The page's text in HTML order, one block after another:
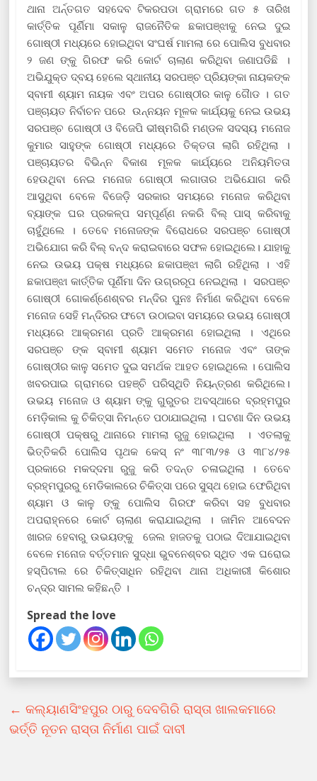
ଥାନା ଅର୍ନ୍ତଗତ ସହଦେବ ଟିକରପଡା ଗ୍ରାମରେ ଗତ ୫ ତାରିଖ
କାର୍ତ୍ତିକ ପୂର୍ଣିମା ସକାଳୁ ରାଜନୈତିକ ଛକାପଞ୍ଝାକୁ ନେଇ ଦୁଇ
ଗୋଷ୍ଠୀ ମଧ୍ୟରେ ହୋଇଥିବା ସଂଘର୍ଷ ମାମଲା ରେ ପୋଲିସ ବୁଧବାର
୨ ଜଣ ଙ୍କୁ ଗିରଫ କରି କୋର୍ଟ ଚାଲାଣ କରିଥିବା ଜଣାପଡିଛି ।
ଅଭିଯୁକ୍ତ ଦ୍ବୟ ହେଲେ ସ୍ଥାନୀୟ ସରପଞ୍ଚ ପ୍ରିୟଙ୍କା ନାୟକଙ୍କ
ସ୍ବାମୀ ଶ୍ୟାମ ନାୟକ ଏବଂ ଅପର ଗୋଷ୍ଠୀର କାଳୁ ଗୈାଡ । ଗତ
ପଞ୍ଚାୟତ ନିର୍ବାଚନ ପରେ ଉନ୍ନୟନ ମୂଳକ କାର୍ଯ୍ୟକୁ ନେଇ ଉଭୟ
ସରପଞ୍ଚ ଗୋଷ୍ଠୀ ଓ ବିଜେପି ଭୀଷ୍ମଗିରି ମଣ୍ଡଳ ସଦସ୍ୟ ମନୋଜ
କୁମାର ସାହୁଙ୍କ ଗୋଷ୍ଠୀ ମଧ୍ୟରେ ତିକ୍ତତା ଲାଗି ରହିଥିଲା ।
ପଞ୍ଚାୟତର ବିଭିନ୍ନ ବିକାଶ ମୂଳକ କାର୍ଯ୍ୟରେ ଅନିୟମିତତା
ହେଉଥିବା ନେଇ ମନୋଜ ଗୋଷ୍ଠୀ ଲଗାତାର ଅଭିଯୋଗ କରି
ଆସୁଥିବା ବେଳେ ବିଜେଡ଼ି ସରକାର ସମୟରେ ମନୋଜ କରିଥିବା
ବ୍ୟାଙ୍କ ଘର ପ୍ରକଳ୍ପ ସମ୍ପୂର୍ଣ୍ଣ ନକରି ବିଲ୍ ପାସ୍ କରିବାକୁ
ଚାହୁଁଥିଲେ । ତେବେ ମନୋଜଙ୍କ ବିରୋଧରେ ସରପଞ୍ଚ ଗୋଷ୍ଠୀ
ଅଭିଯୋଗ କରି ବିଲ୍ ବନ୍ଦ କରାଇବାରେ ସଫଳ ହୋଇଥିଲେ। ଯାହାକୁ
ନେଇ ଉଭୟ ପକ୍ଷ ମଧ୍ୟରେ ଛକାପଞ୍ଝା ଲାଗି ରହିଥିଲା । ଏହି
ଛକାପଞ୍ଝା କାର୍ତ୍ତିକ ପୂର୍ଣିମା ଦିନ ଉଗ୍ରରୂପ ନେଇଥିଲା । ସରପଞ୍ଚ
ଗୋଷ୍ଠୀ ଗୋକର୍ଣ୍ଣେଶ୍ବର ମନ୍ଦିର ପୁନଃ ନିର୍ମାଣ କରିଥିବା ବେଳେ
ମନୋଜ ସେହି ମନ୍ଦିରର ଫଟୋ ଉଠାଇବା ସମୟରେ ଉଭୟ ଗୋଷ୍ଠୀ
ମଧ୍ୟରେ ଆକ୍ରମଣ ପ୍ରତି ଆକ୍ରମଣ ହୋଇଥିଲା । ଏଥିରେ
ସରପଞ୍ଚ ଙ୍କ ସ୍ବାମୀ ଶ୍ୟାମ ସମେତ ମନୋଜ ଏବଂ ତାଙ୍କ
ଗୋଷ୍ଠୀର କାଳୁ ସମେତ ଦୁଇ ସମର୍ଥକ ଆହତ ହୋଇଥିଲେ । ପୋଲିସ
ଖବରପାଇ ଗ୍ରାମରେ ପହଞ୍ଚି ପରିସ୍ଥିତି ନିୟନ୍ତ୍ରଣ କରିଥିଲେ।
ଉଭୟ ମନୋଜ ଓ ଶ୍ୟାମ ଙ୍କୁ ଗୁରୁତର ଅବସ୍ଥାରେ ବ୍ରହ୍ମପୁର
ମେଡ଼ିକାଲ କୁ ଚିକିତ୍ସା ନିମନ୍ତେ ପଠାଯାଇଥିଲା । ଘଟଣା ଦିନ ଉଭୟ
ଗୋଷ୍ଠୀ ପକ୍ଷରୁ ଥାନାରେ ମାମଲା ରୁଜୁ ହୋଇଥିଲା । ଏତଲାକୁ
ଭିତ୍ତିକରି ପୋଲିସ ପୃଥକ କେସ୍ ନଂ ୩୮୩/୨୫ ଓ ୩୮୪/୨୫
ପ୍ରକାରେ ମକଦ୍ଦମା ରୁଜୁ କରି ତଦନ୍ତ ଚଳାଇଥିଲା । ତେବେ
ବ୍ରହ୍ମପୁରରୁ ମେଡିକାଲରେ ଚିକିତ୍ସା ପରେ ସୁସ୍ଥ ହୋଇ ଫେରିଥିବା
ଶ୍ୟାମ ଓ କାଳୁ ଙ୍କୁ ପୋଲିସ ଗିରଫ କରିବା ସହ ବୁଧବାର
ଅପରାହ୍ନରେ କୋର୍ଟ ଚାଲାଣ କରାଯାଇଥିଲା । ଜାମିନ ଆବେଦନ
ଖାରଜ ହେବାରୁ ଉଭୟଙ୍କୁ ଜେଲ ହାଜତକୁ ପଠାଇ ଦିଆଯାଇଥିବା
ବେଳେ ମନୋଜ ବର୍ତ୍ତମାନ ସୁଦ୍ଧା ଭୁବନେଶ୍ବର ସ୍ଥିତ ଏକ ଘରୋଇ
ହସ୍ପିଟାଲ ରେ ଚିକିତ୍ସାଧିନ ରହିଥିବା ଥାନା ଅଧିକାରୀ କିଶୋର
ଚନ୍ଦ୍ର ସାମଲ କହିଛନ୍ତି ।
Spread the love
← କଲ୍ୟାଣସିଂହପୁର ଠାରୁ ଦେବଗିରି ରାସ୍ତା ଖାଲକମାରେ
ଭର୍ତ୍ତି ନୂତନ ରାସ୍ତା ନିର୍ମାଣ ପାଇଁ ଦାବୀ